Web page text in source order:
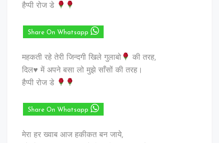
हैप्पी रोज डे
Share On Whatsapp
महकती रहे तेरी जिन्दगी खिले गुलाबो
की तरह,
दिल♥️ में अपने बसा लो मुझे साँसों की तरह।
हैप्पी रोज डे
Share On Whatsapp
मेरा हर ख्वाब आज हकीकत बन जाये,